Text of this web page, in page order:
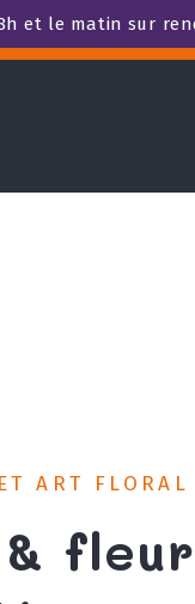
et le matin sur
ART FLORAL